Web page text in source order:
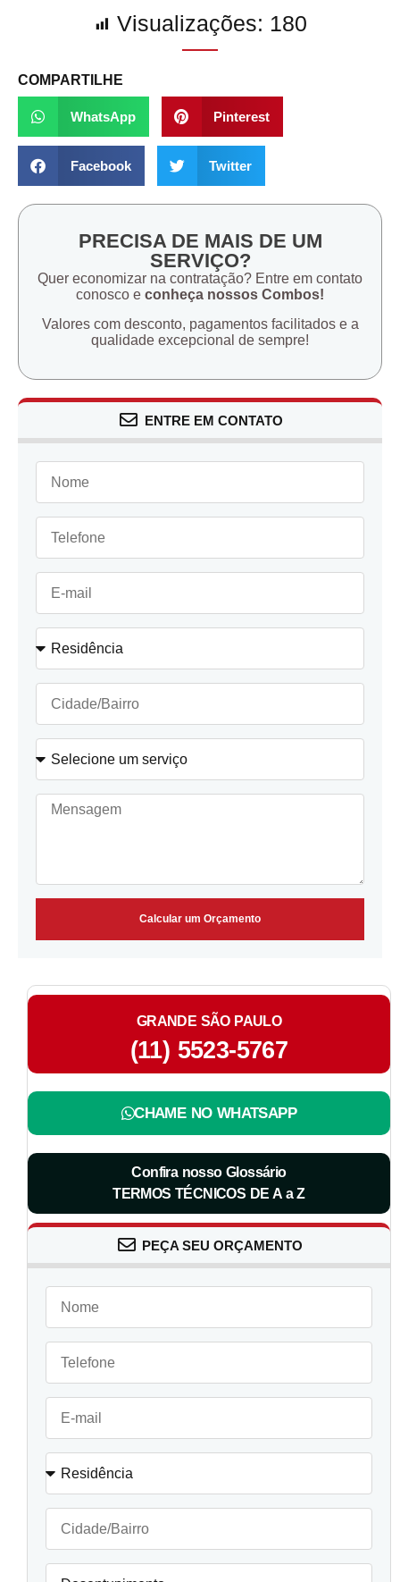
Visualizações: 180
COMPARTILHE
WhatsApp Pinterest
Facebook Twitter
PRECISA DE MAIS DE UM
SERVIÇO?
Quer economizar na contratação? Entre em contato
conosco e conheça nossos Combos!
Valores com desconto, pagamentos facilitados e a
qualidade excepcional de sempre!
ENTRE EM CONTATO
Calcular um Orçamento
GRANDE SÃO PAULO
(11) 5523-5767
CHAME NO WHATSAPP
Confira nosso Glossário
TERMOS TÉCNICOS DE A a Z
PEÇA SEU ORÇAMENTO